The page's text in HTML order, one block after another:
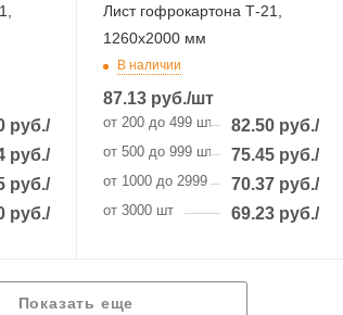
руб./шт
руб./шт
руб./шт
руб./шт
Лист гофрокартона Т-21,
1260х2000 мм
В наличии
87.13руб./шт
от 200 до 499 шт 82.50 руб./шт
от 500 до 999 шт 75.45 руб./шт
от 1000 до 2999 шт 70.37 руб./шт
от 3000 шт 69.23 руб./шт
Показать еще